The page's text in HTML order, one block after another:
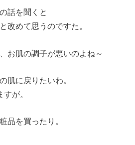
話を聞くと
改めて思うのですた。
お肌の調子が悪いのよね～
肌に戻りたいわ。
が。
品を買ったり。